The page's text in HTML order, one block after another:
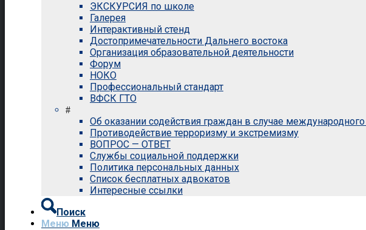
ЭКСКУРСИЯ по школе
Галерея
Интерактивный стенд
Достопримечательности Дальнего востока
Организация образовательной деятельности
Форум
НОКО
Профессиональный стандарт
ВФСК ГТО
#
Об оказании содействия граждан в случае
Противодействие терроризму и экстремизму
ВОПРОС — ОТВЕТ
Службы социальной поддержки
Политика персональных данных
Список бесплатных адвокатов
Интересные ссылки
Поиск
Меню Меню